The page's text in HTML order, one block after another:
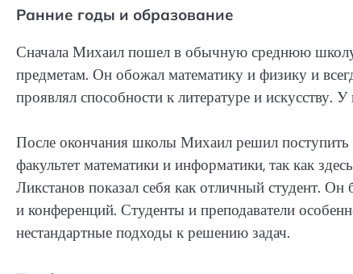
Ранние годы и образование
Сначала Михаил пошел в обычную среднюю
предметам. Он обожал математику и физику и
проявлял способности к литературе и
После окончания школы Михаил решил поступить
факультет математики и информатики, так как
Ликстанов показал себя как отличный студент.
и конференций. Студенты и преподаватели
нестандартные подходы к решению задач.